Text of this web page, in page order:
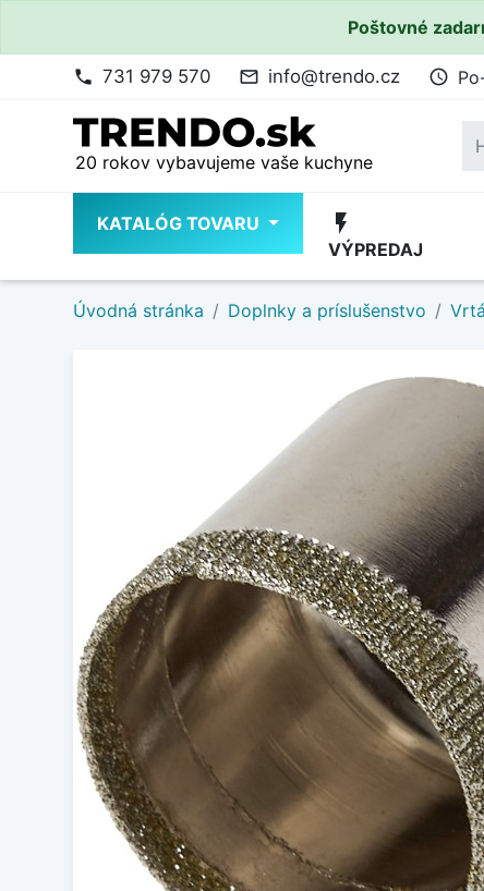
Poštovné
phone 731 979 570 mail_outline info@trendo.cz access_time
20 rokov vybavujeme vaše kuchyne
KATALÓG TOVARU flash_on
VÝPREDAJ
Úvodná stránka Doplnky a príslušenstvo